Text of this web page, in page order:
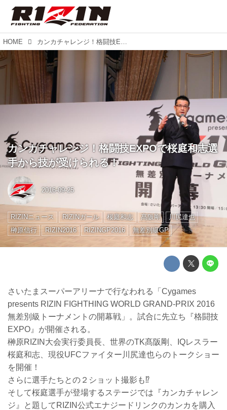
HOME カンカチャレンジ！格闘技EXPOで桜庭和志選手から技が受けられる！
カンカチャレンジ！格闘技EXPOで桜庭和志選
手から技が受けられる！
2016-09-25
RIZINニュース RIZINガール 桜庭和志 髙阪剛
川尻達也
榊原信行
RIZIN2016 RIZINGP2016 無差別級GP
さいたまスーパーアリーナで行なわれる「Cygames
presents RIZIN FIGHTHING WORLD GRAND-PRIX 2016
無差別級トーナメントの開幕戦」。試合に先立ち『格闘技
EXPO』が開催される。
榊原RIZIN大会実行委員長、世界のTK髙阪剛、IQレスラー
桜庭和志、現役UFCファイター川尻達也らのトークショー
を開催！
さらに選手たちとの２ショット撮影も⁉︎
そして桜庭選手が登場するステージでは『カンカチャレン
ジ』と題してRIZIN公式エナジードリンクのカンカを購入